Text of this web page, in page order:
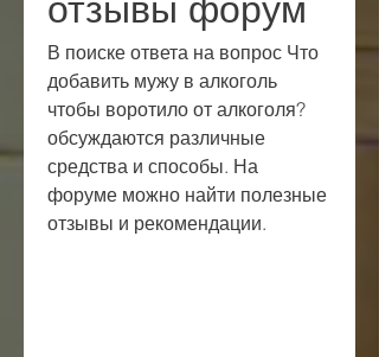
В поиске ответа на вопрос Что
добавить мужу в алкоголь
чтобы воротило от алкоголя?
обсуждаются различные
средства и способы. На
форуме можно найти полезные
отзывы и рекомендации.